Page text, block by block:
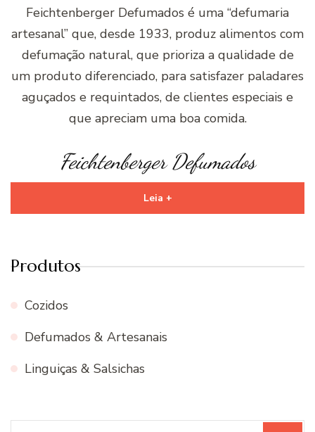
Feichtenberger Defumados é uma “defumaria
artesanal” que, desde 1933, produz alimentos com
defumação natural, que prioriza a qualidade de
um produto diferenciado, para satisfazer paladares
aguçados e requintados, de clientes especiais e
que apreciam uma boa comida.
Feichtenberger Defumados
Leia +
Produtos
Cozidos
Defumados & Artesanais
Linguiças & Salsichas